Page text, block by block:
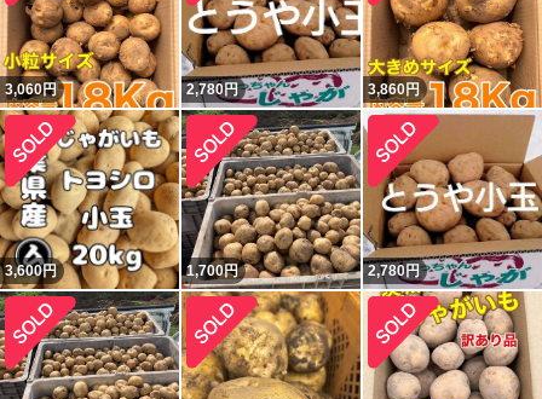
3,060円 2,780円 3,860円
3,600円 1,700円 2,780円